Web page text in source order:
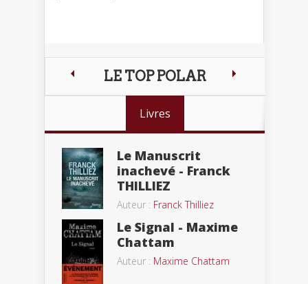
LE TOP POLAR
Livres
Le Manuscrit
inachevé - Franck
THILLIEZ
Auteur : Franck Thilliez
Le Signal - Maxime
Chattam
Auteur : Maxime Chattam